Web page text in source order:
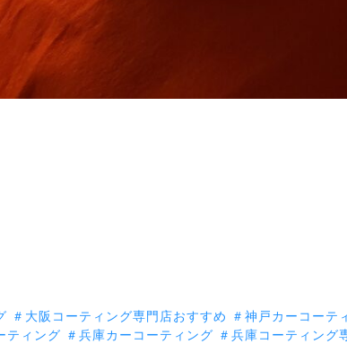
＃大阪コーティング専門店おすすめ ＃神戸カーコーテ
ティング ＃兵庫カーコーティング ＃兵庫コーティング